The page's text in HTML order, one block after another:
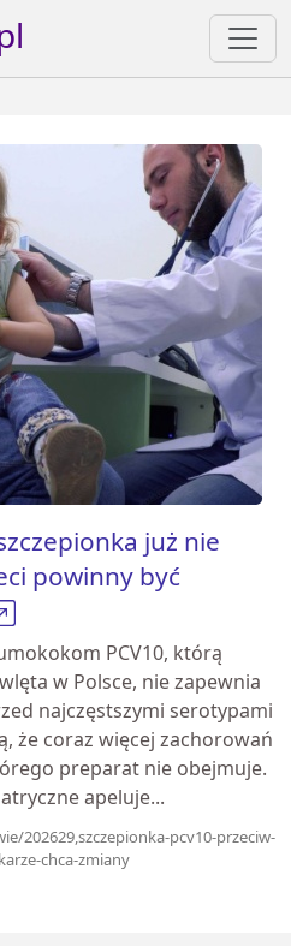
już nie
powinny być
PCV10, którą
w Polsce, nie zapewnia
najczęstszymi serotypami
że coraz więcej zachorowań
preparat nie obejmuje.
apeluje...
202629,szczepionka-pcv10-przeciw-
chca-zmiany